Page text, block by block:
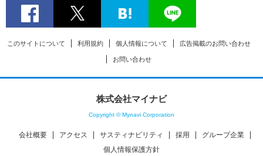
このサイトについて 利用規約 個人情報について 広告掲載のお問い合わせ
お問い合わせ
株式会社マイナビ
Copyright © Mynavi Corporation
会社概要 アクセス サスティナビリティ 採用
グループ企業
個人情報保護方針